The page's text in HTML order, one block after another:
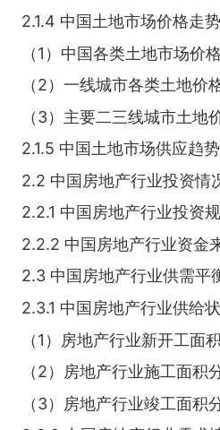
2.1.4 中国土地市场价格走
（1）中国各类土地市场价
（2）一线城市各类土地价
（3）主要二三线城市土地
2.1.5 中国土地市场供应趋
2.2 中国房地产行业投资情
2.2.1 中国房地产行业投资
2.2.2 中国房地产行业资金
2.3 中国房地产行业供需平
2.3.1 中国房地产行业供给
（1）房地产行业新开工面
（2）房地产行业施工面积
（3）房地产行业竣工面积